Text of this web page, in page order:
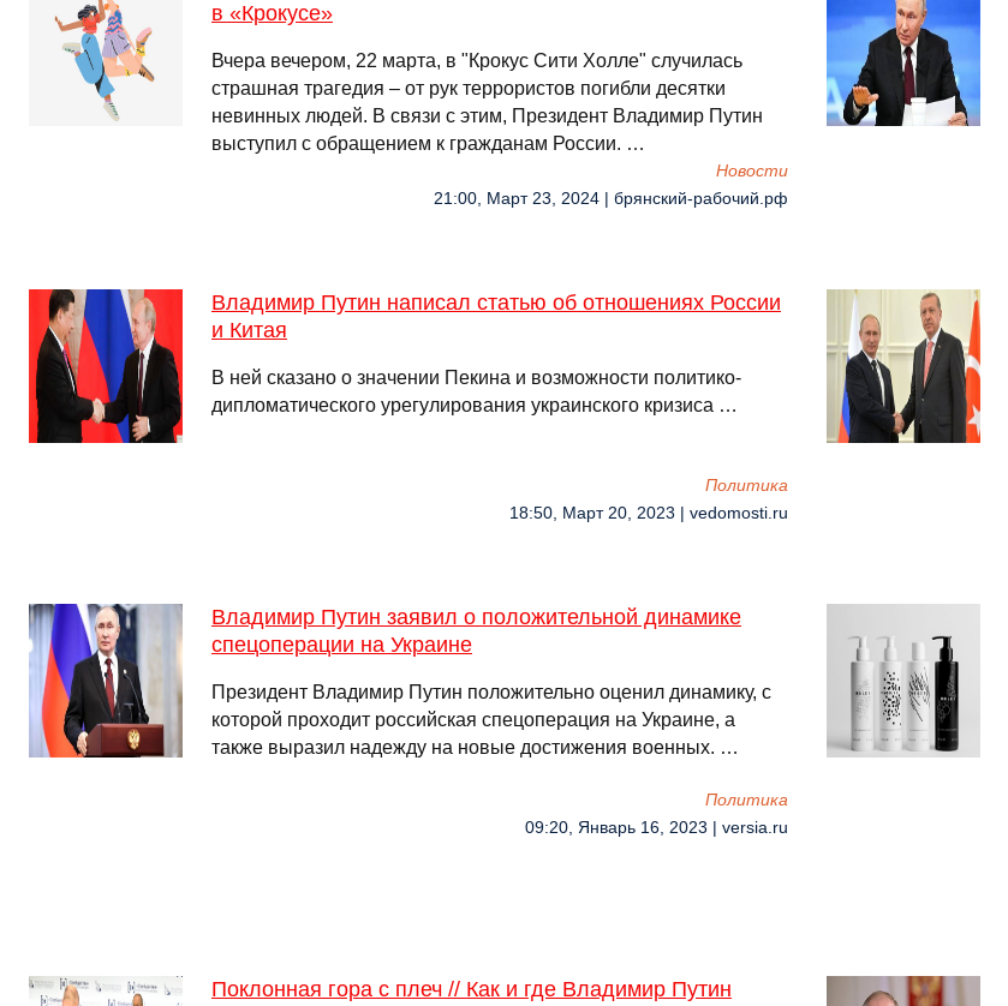
в «Крокусе»
Вчера вечером, 22 марта, в "Крокус Сити Холле" случилась
страшная трагедия – от рук террористов погибли десятки
невинных людей. В связи с этим, Президент Владимир Путин
выступил с обращением к гражданам России. …
Новости
21:00, Март 23, 2024 | брянский-рабочий.рф
Владимир Путин написал статью об отношениях России
и Китая
В ней сказано о значении Пекина и возможности политико-
дипломатического урегулирования украинского кризиса …
Политика
18:50, Март 20, 2023 | vedomosti.ru
Владимир Путин заявил о положительной динамике
спецоперации на Украине
Президент Владимир Путин положительно оценил динамику, с
которой проходит российская спецоперация на Украине, а
также выразил надежду на новые достижения военных. …
Политика
09:20, Январь 16, 2023 | versia.ru
Поклонная гора с плеч // Как и где Владимир Путин